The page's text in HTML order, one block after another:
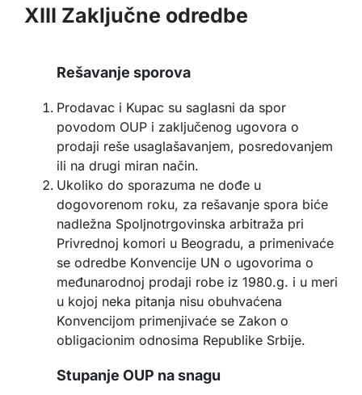
XIII Zaključne odredbe
Rešavanje sporova
Prodavac i Kupac su saglasni da spor
povodom OUP i zaključenog ugovora o
prodaji reše usaglašavanjem, posredovanjem
ili na drugi miran način.
Ukoliko do sporazuma ne dođe u
dogovorenom roku, za rešavanje spora biće
nadležna Spoljnotrgovinska arbitraža pri
Privrednoj komori u Beogradu, a primenivaće
se odredbe Konvencije UN o ugovorima o
međunarodnoj prodaji robe iz 1980.g. i u meri
u kojoj neka pitanja nisu obuhvaćena
Konvencijom primenjivaće se Zakon o
obligacionim odnosima Republike Srbije.
Stupanje OUP na snagu